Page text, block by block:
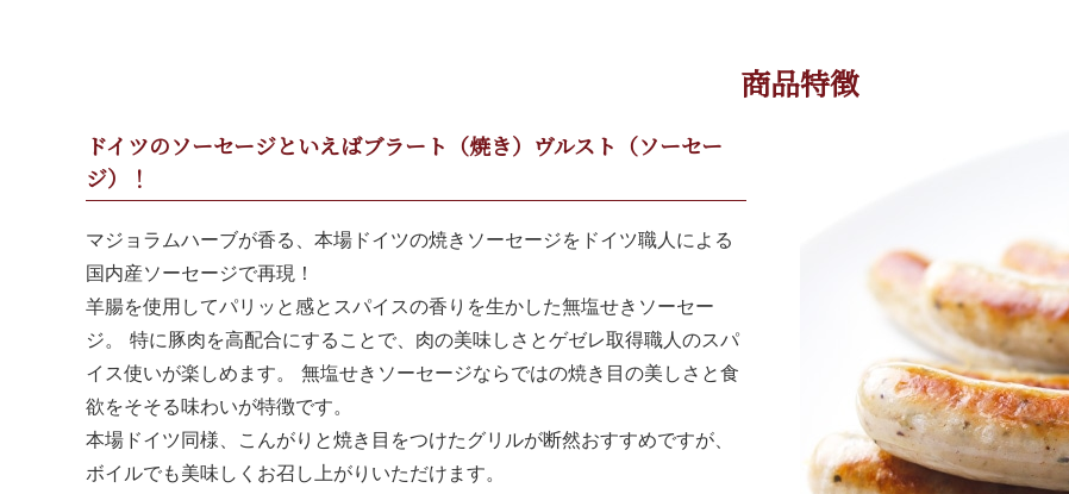
商品特徴
ドイツのソーセージといえばブラート（焼き）ヴルスト（ソーセー
ジ）！
マジョラムハーブが香る、本場ドイツの焼きソーセージをドイツ職人による
国内産ソーセージで再現！
羊腸を使用してパリッと感とスパイスの香りを生かした無塩せきソーセー
ジ。 特に豚肉を高配合にすることで、肉の美味しさとゲゼレ取得職人のスパ
イス使いが楽しめます。 無塩せきソーセージならではの焼き目の美しさと食
欲をそそる味わいが特徴です。
本場ドイツ同様、こんがりと焼き目をつけたグリルが断然おすすめですが、
ボイルでも美味しくお召し上がりいただけます。